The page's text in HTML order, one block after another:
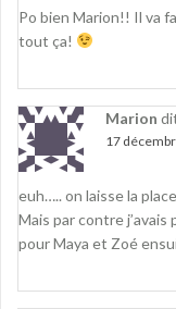
Po bien Marion!! Il va
tout ça!
Marion
17
euh….. on laisse la
Mais par contre
pour Maya et Zoé